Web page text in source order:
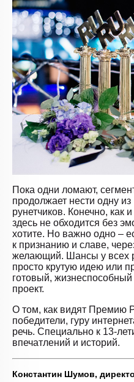
Пока одни ломают,
продолжает нести одну
рунетчиков. Конечно, как
здесь не обходится без
хотите. Но важно одно –
к признанию и славе,
желающий. Шансы у всех
просто крутую идею или
готовый,
проект.
О том, как видят Премию
победители, гуру
речь. Специально к 13-
впечатлений и историй.
Константин Шумов,